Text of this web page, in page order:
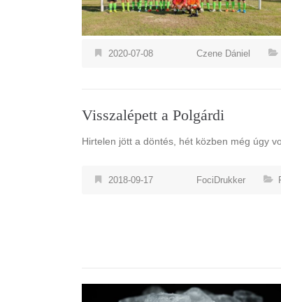
2020-07-08 Czene Dániel
Visszalépett a Polgárdi
Hirtelen jött a döntés, hét közben még úgy
2018-09-17 FociDrukker